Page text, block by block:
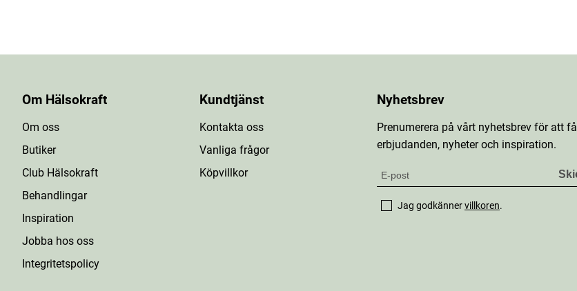
Om Hälsokraft
Om oss
Butiker
Club Hälsokraft
Behandlingar
Inspiration
Jobba hos oss
Integritetspolicy
Kundtjänst
Kontakta oss
Vanliga frågor
Köpvillkor
Nyhetsbrev
Prenumerera på vårt nyhetsbrev för att få
erbjudanden, nyheter och inspiration.
Jag godkännervillkoren.